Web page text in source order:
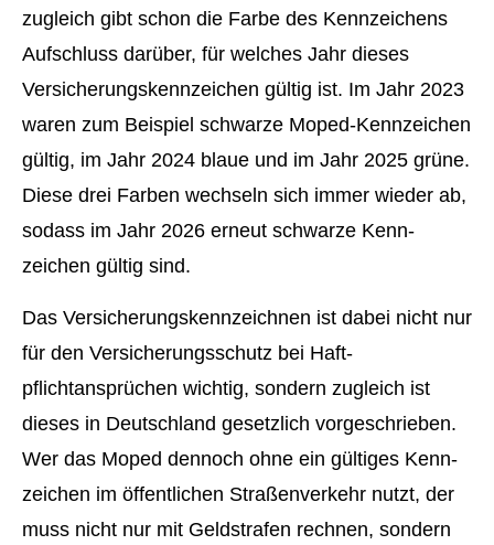
zugleich gibt schon die Farbe des Kenn­zeichens
Aufschluss darüber, für welches Jahr dieses
Versicherungskennzeichen gültig ist. Im Jahr 2023
waren zum Beispiel schwarze Moped-Kenn­zeichen
gültig, im Jahr 2024 blaue und im Jahr 2025 grüne.
Diese drei Farben wechseln sich immer wieder ab,
sodass im Jahr 2026 erneut schwarze Kenn­
zeichen gültig sind.
Das Versicherungskennzeichnen ist dabei nicht nur
für den Versicherungsschutz bei Haft­
pflichtansprüchen wichtig, sondern zugleich ist
dieses in Deutschland gesetzlich vorgeschrieben.
Wer das Moped dennoch ohne ein gültiges Kenn­
zeichen im öffentlichen Straßenverkehr nutzt, der
muss nicht nur mit Geldstrafen rechnen, sondern